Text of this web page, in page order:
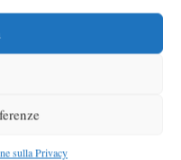
sulla Privacy